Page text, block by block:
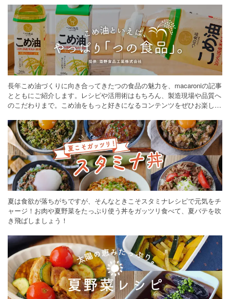
長年こめ油づくりに向き合ってきたつの食品の魅力を、macaroniの記事
とともにご紹介します。レシピや活用術はもちろん、製造現場や品質へ
のこだわりまで。こめ油をもっと好きになるコンテンツをぜひお楽しみ
夏は食欲が落ちがちですが、そんなときこそスタミナレシピで元気をチ
ャージ！お肉や夏野菜をたっぷり使う丼をガッツリ食べて、夏バテを吹
き飛ばしましょう！